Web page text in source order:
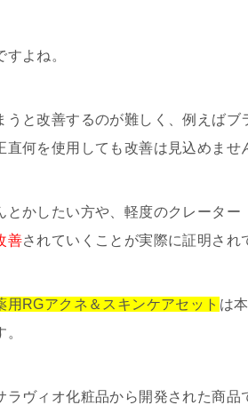
よね。
と改善するのが難しく、例えばブ
何を使用しても改善は見込めませ
かしたい方や、軽度のクレーター
善されていくことが実際に証明され
用RGアクネ＆スキンケアセット は
ヴィオ化粧品から開発された商品